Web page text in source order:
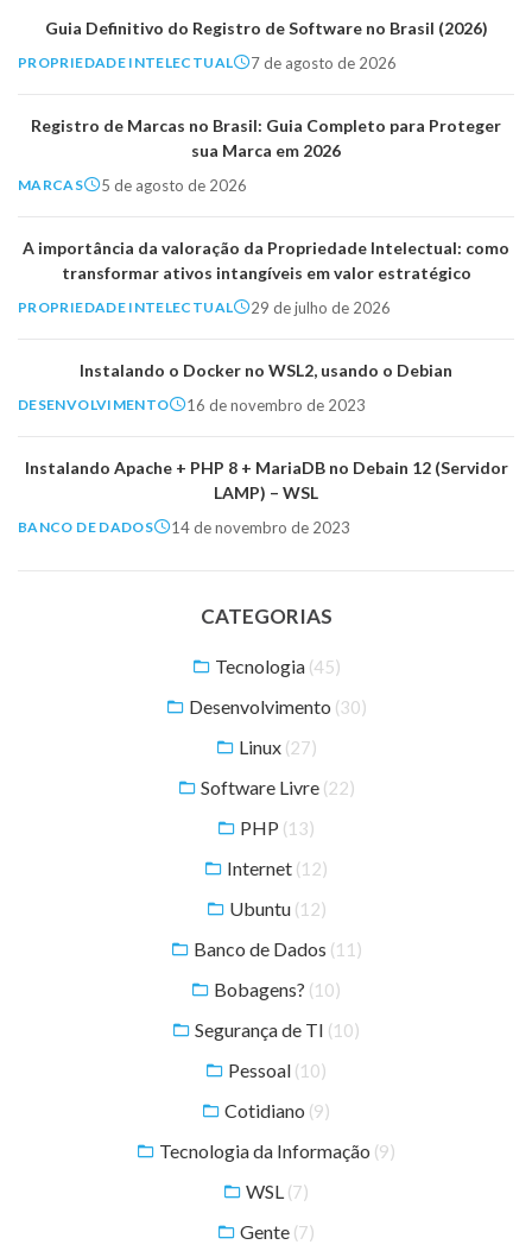
Guia Definitivo do Registro de Software no Brasil (2026)
PROPRIEDADE INTELECTUAL 7 de agosto de 2026
Registro de Marcas no Brasil: Guia Completo para Proteger
sua Marca em 2026
MARCAS 5 de agosto de 2026
A importância da valoração da Propriedade Intelectual: como
transformar ativos intangíveis em valor estratégico
PROPRIEDADE INTELECTUAL 29 de julho de 2026
Instalando o Docker no WSL2, usando o Debian
DESENVOLVIMENTO 16 de novembro de 2023
Instalando Apache + PHP 8 + MariaDB no Debain 12 (Servidor
LAMP) – WSL
BANCO DE DADOS 14 de novembro de 2023
CATEGORIAS
Tecnologia (45)
Desenvolvimento (30)
Linux (27)
Software Livre (22)
PHP (13)
Internet (12)
Ubuntu (12)
Banco de Dados (11)
Bobagens? (10)
Segurança de TI (10)
Pessoal (10)
Cotidiano (9)
Tecnologia da Informação (9)
WSL (7)
Gente (7)